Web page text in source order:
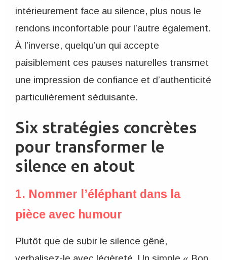
intérieurement face au silence, plus nous le
rendons inconfortable pour l’autre également.
À l’inverse, quelqu’un qui accepte
paisiblement ces pauses naturelles transmet
une impression de confiance et d’authenticité
particulièrement séduisante.
Six stratégies concrètes
pour transformer le
silence en atout
1. Nommer l’éléphant dans la
pièce avec humour
Plutôt que de subir le silence gêné,